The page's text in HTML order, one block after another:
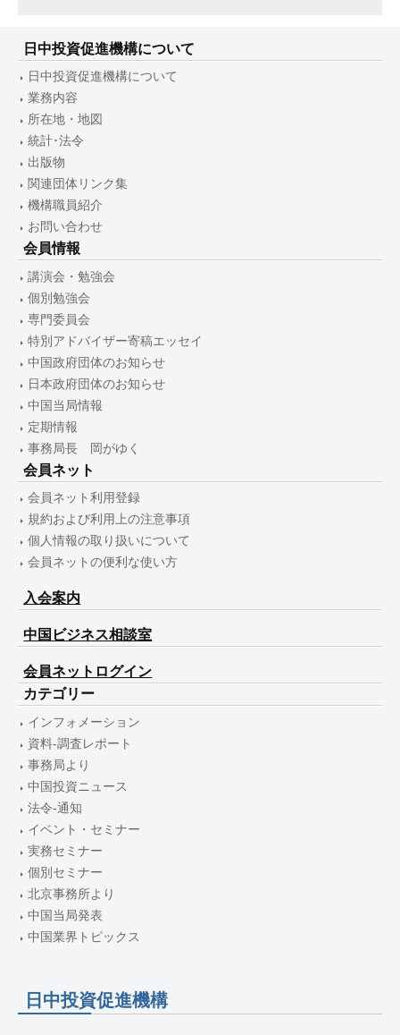
日中投資促進機構について
日中投資促進機構について
業務内容
所在地・地図
統計･法令
出版物
関連団体リンク集
機構職員紹介
お問い合わせ
会員情報
講演会・勉強会
個別勉強会
専門委員会
特別アドバイザー寄稿エッセイ
中国政府団体のお知らせ
日本政府団体のお知らせ
中国当局情報
定期情報
事務局長 岡がゆく
会員ネット
会員ネット利用登録
規約および利用上の注意事項
個人情報の取り扱いについて
会員ネットの便利な使い方
入会案内
中国ビジネス相談室
会員ネットログイン
カテゴリー
インフォメーション
資料-調査レポート
事務局より
中国投資ニュース
法令-通知
イベント・セミナー
実務セミナー
個別セミナー
北京事務所より
中国当局発表
中国業界トピックス
日中投資促進機構